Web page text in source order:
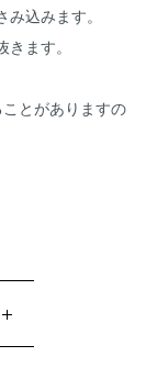
込みます。
ます。
とがありますの